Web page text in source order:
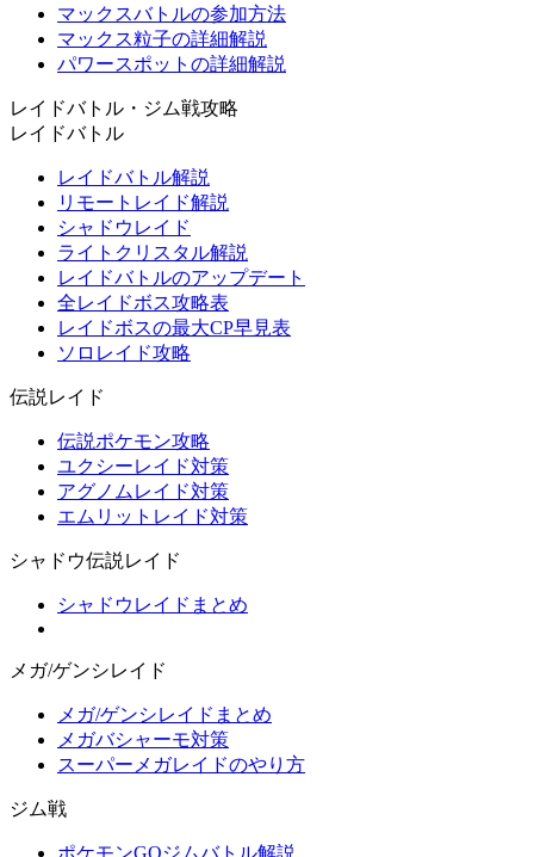
マックスバトルの参加方法
マックス粒子の詳細解説
パワースポットの詳細解説
レイドバトル・ジム戦攻略
レイドバトル
レイドバトル解説
リモートレイド解説
シャドウレイド
ライトクリスタル解説
レイドバトルのアップデート
全レイドボス攻略表
レイドボスの最大CP早見表
ソロレイド攻略
伝説レイド
伝説ポケモン攻略
ユクシーレイド対策
アグノムレイド対策
エムリットレイド対策
シャドウ伝説レイド
シャドウレイドまとめ
メガ/ゲンシレイド
メガ/ゲンシレイドまとめ
メガバシャーモ対策
スーパーメガレイドのやり方
ジム戦
ポケモンGOジムバトル解説